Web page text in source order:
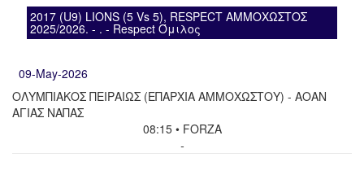
2017 (U9) LIONS (5 Vs 5), RESPECT ΑΜΜΟΧΩΣΤΟΣ
2025/2026. - . - Respect Όμιλος
09-May-2026
ΟΛΥΜΠΙΑΚΟΣ ΠΕΙΡΑΙΩΣ (ΕΠΑΡΧΙΑ ΑΜΜΟΧΩΣΤΟΥ) - ΑΟΑΝ
ΑΓΙΑΣ ΝΑΠΑΣ
08:15 • FORZA
-